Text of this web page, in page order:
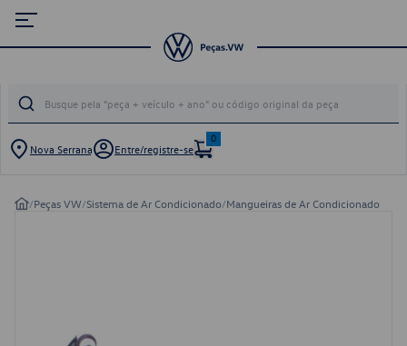
Nova Serrana Entre/registre-se
0
/Peças VW/Sistema de Ar Condicionado/Mangueiras de Ar Condicionado